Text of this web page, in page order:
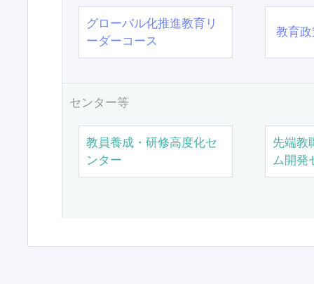
グローバル化推進教育リ
ーダーコース
教育
センター等
教員養成・研修高度化セ
ンター
先端教
ム開発